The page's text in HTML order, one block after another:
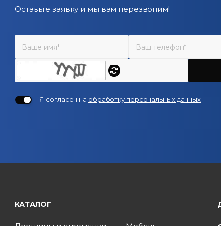
Оставьте заявку и мы вам перезвоним!
Я согласен на обработку персональных данных
КАТАЛОГ